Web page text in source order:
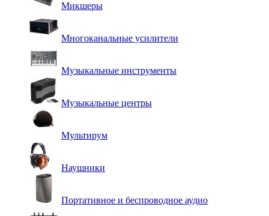
Микшеры
Многоканальные усилители
Музыкальные инструменты
Музыкальные центры
Мультирум
Наушники
Портативное и беспроводное аудио